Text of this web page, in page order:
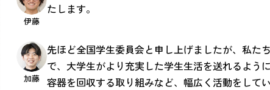
伊藤
たします。
加藤
先ほど全国学生委員会と申し上げましたが、私た
で、大学生がより充実した学生生活を送れるよう
容器を回収する取り組みなど、幅広く活動をして